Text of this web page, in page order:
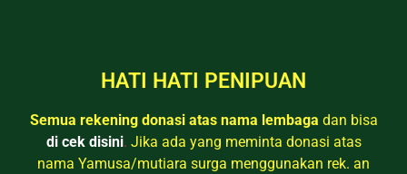
HATI HATI PENIPUAN
Semua rekening donasi atas nama lembaga dan bisa
di cek disini. Jika ada yang meminta donasi atas
nama Yamusa/mutiara surga menggunakan rek. an